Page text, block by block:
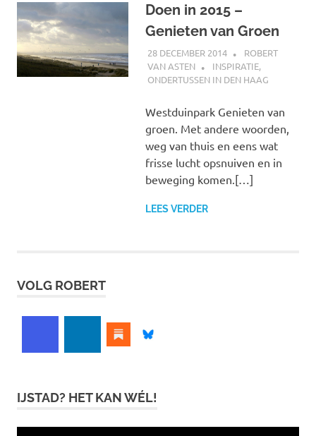
Doen in 2015 –
Genieten van Groen
28 DECEMBER 2014
ROBERT
VAN ASTEN
INSPIRATIE,
ONDERTUSSEN IN DEN HAAG
Westduinpark Genieten van
groen. Met andere woorden,
weg van thuis en eens wat
frisse lucht opsnuiven en in
beweging komen.[…]
LEES VERDER
VOLG ROBERT
IJSTAD? HET KAN WÉL!